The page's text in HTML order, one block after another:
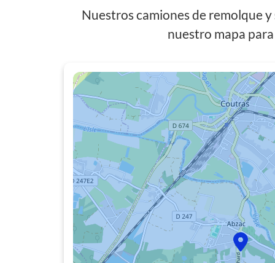
Nuestros camiones de remolque
nuestro mapa